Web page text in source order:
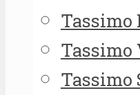
Tassimo
Tassimo